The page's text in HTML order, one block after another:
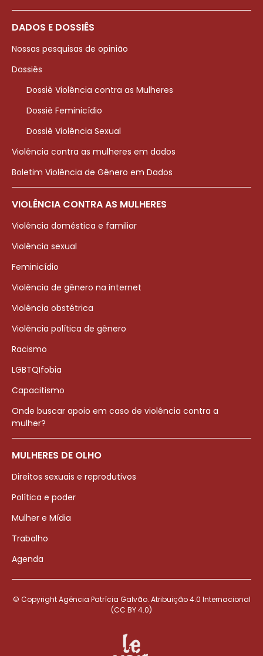
DADOS E DOSSIÊS
Nossas pesquisas de opinião
Dossiês
Dossiê Violência contra as Mulheres
Dossiê Feminicídio
Dossiê Violência Sexual
Violência contra as mulheres em dados
Boletim Violência de Gênero em Dados
VIOLÊNCIA CONTRA AS MULHERES
Violência doméstica e familiar
Violência sexual
Feminicídio
Violência de gênero na internet
Violência obstétrica
Violência política de gênero
Racismo
LGBTQIfobia
Capacitismo
Onde buscar apoio em caso de violência contra a
mulher?
MULHERES DE OLHO
Direitos sexuais e reprodutivos
Política e poder
Mulher e Mídia
Trabalho
Agenda
© Copyright Agência Patrícia Galvão. Atribuição 4.0 Internacional
(CC BY 4.0)